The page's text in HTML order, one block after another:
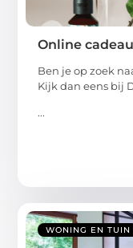
Online
Ben je op zoek
Kijk dan eens bij
...
WONING EN TUIN